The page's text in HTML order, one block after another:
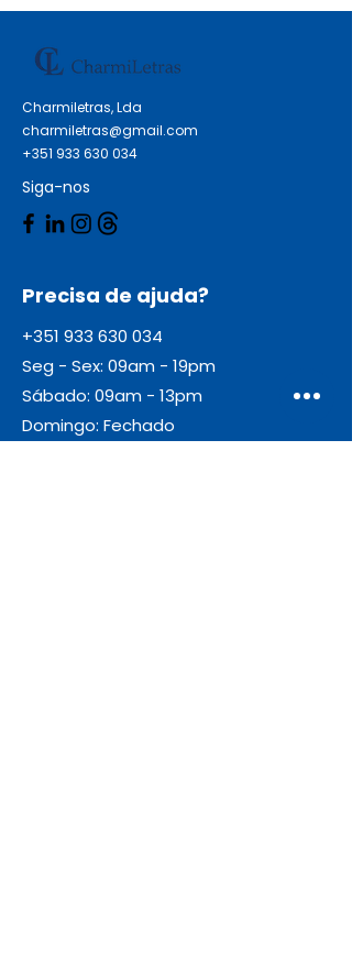
Charmiletras, Lda
charmiletras@gmail.com
+351 933 630 034
Siga-nos
Precisa de ajuda?
+351 933 630 034
Seg - Sex: 09am - 19pm
Sábado: 09am - 13pm
Domingo: Fechado